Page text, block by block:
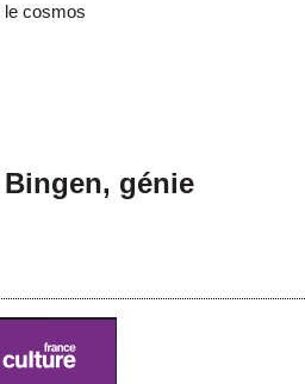
le cosmos
génie